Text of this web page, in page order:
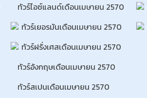
ทัวร์เยอรมันเดือนเมษายน 2570
ทัวร์ฝรั่งเศสเดือนเมษายน 2570
ทัวร์อังกฤษเดือนเมษายน 2570
ทัวร์สเปนเดือนเมษายน 2570